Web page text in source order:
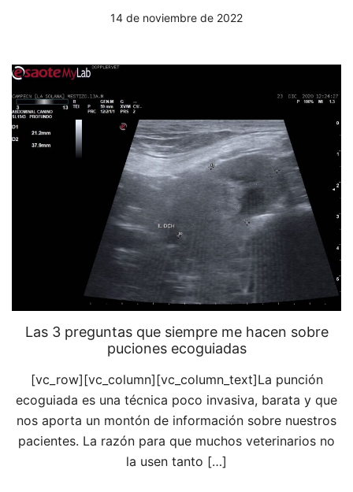
14 de noviembre de 2022
Las 3 preguntas que siempre me hacen sobre
puciones ecoguiadas
[vc_row][vc_column][vc_column_text]La punción
ecoguiada es una técnica poco invasiva, barata y que
nos aporta un montón de información sobre nuestros
pacientes. La razón para que muchos veterinarios no
la usen tanto […]